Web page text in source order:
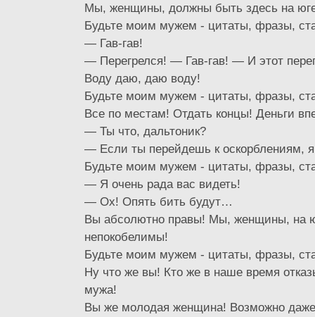
Мы, женщины, должны быть здесь на
Будьте моим мужем - цитаты, фразы,
— Гав-гав!
— Перегрелся! — Гав-гав! — И этот
Воду даю, даю воду!
Будьте моим мужем - цитаты, фразы,
Все по местам! Отдать концы! Деньги
— Ты что, дальтоник?
— Если ты перейдешь к оскорблениям,
Будьте моим мужем - цитаты, фразы,
— Я очень рада вас видеть!
— Ох! Опять бить будут…
Вы абсолютно правы! Мы, женщины, на
непокобелимы!
Будьте моим мужем - цитаты, фразы,
Ну что же вы! Кто же в наше время
мужа!
Вы же молодая женщина! Возможно даже